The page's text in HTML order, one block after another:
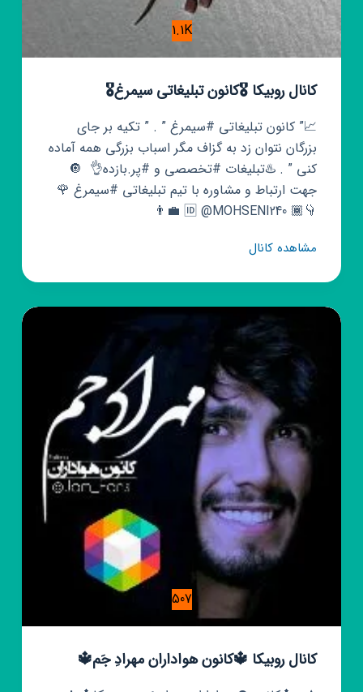
1.1K
کانال روبیکا 🎖️کانون تبلیغاتی سیمرغ🎖️
📈” کانون تبلیغاتی #سیمرغ ” . ” تکیه بر جای
بزرگان نتوان زد به گزاف مگر اسباب بزرگی همه آماده
کنی ” . ♨️تبلیغات #تخصصی و #پر.بازده👌 ‌ 🔘
جهت ارتباط و مشاوره با تیم تبلیغاتی #سیمرغ 🌹
👇🏾 🆔 @MOHSENI240 👨‍💼
مشاهده کانالکانال
🎖️
کانون
تبلیغاتی
سیمرغ
🎖️
507
کانال روبیکا 🔱کانون هواداران مهرادِ جَم🔱